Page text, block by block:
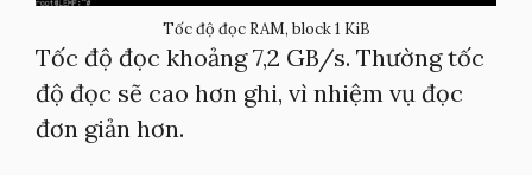
Tốc độ đọc RAM, block 1 KiB
Tốc độ đọc khoảng 7,2 GB/s. Thường tốc
độ đọc sẽ cao hơn ghi, vì nhiệm vụ đọc
đơn giản hơn.